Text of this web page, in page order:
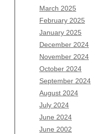
March 2025
February 2025
January 2025
December 2024
November 2024
October 2024
September 2024
August 2024
July 2024
June 2024
June 2002
January 2026
December 2025
November 2025
October 2025
September 2025
August 2025
July 2025
June 2025
May 2025
April 2025
March 2025